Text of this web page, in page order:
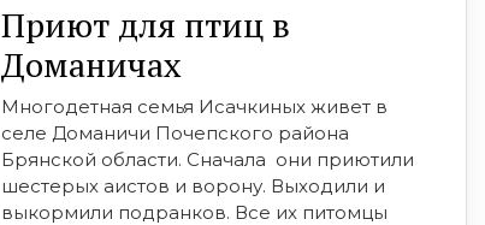
Приют для птиц в
Доманичах
Многодетная семья Исачкиных живет в
селе Доманичи Почепского района
Брянской области. Сначала они приютили
шестерых аистов и ворону. Выходили и
выкормили подранков. Все их питомцы